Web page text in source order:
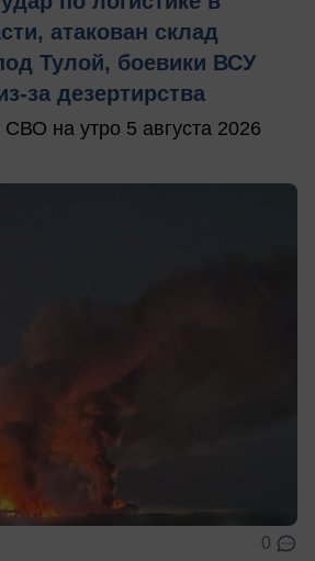
атакован склад
Тулой, боевики ВСУ
за дезертирства
на утро 5 августа 2026
0